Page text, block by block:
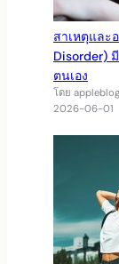
สาเหตุและ
Disorder)
ตนเอง
โดย appleblog
2026-06-01